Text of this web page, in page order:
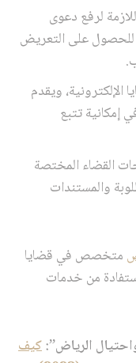
لرفع دعوى
للحصول على التعريض
الإلكترونية، ويقدم
إمكانية تتبع
القضاء المختصة
والمستندات
متخصص في قضايا
من خدمات
الرياض”:كيف